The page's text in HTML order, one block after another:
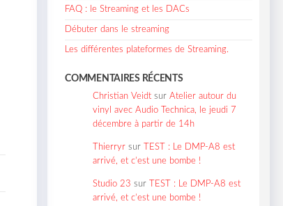
FAQ : le Streaming et les DACs
Débuter dans le streaming
Les différentes plateformes de Streaming.
COMMENTAIRES RÉCENTS
Christian Veidt surAtelier autour du
vinyl avec Audio Technica, le jeudi 7
décembre à partir de 14h
Thierryr sur
TEST : Le DMP-A8 est
arrivé, et c’est une bombe !
Studio 23 sur
TEST : Le DMP-A8 est
arrivé, et c’est une bombe !